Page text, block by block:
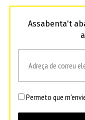
Assabenta't
Permeto que